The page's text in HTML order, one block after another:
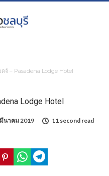
จ์ – Pasadena Lodge Hotel
Lodge Hotel
นาคม 2019
11 second read